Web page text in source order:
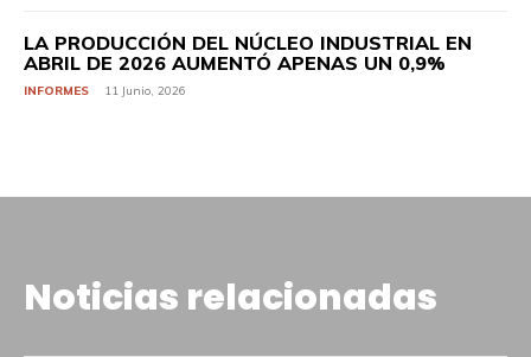
LA PRODUCCIÓN DEL NÚCLEO INDUSTRIAL EN
ABRIL DE 2026 AUMENTÓ APENAS UN 0,9%
INFORMES 11 Junio, 2026
Noticias relacionadas